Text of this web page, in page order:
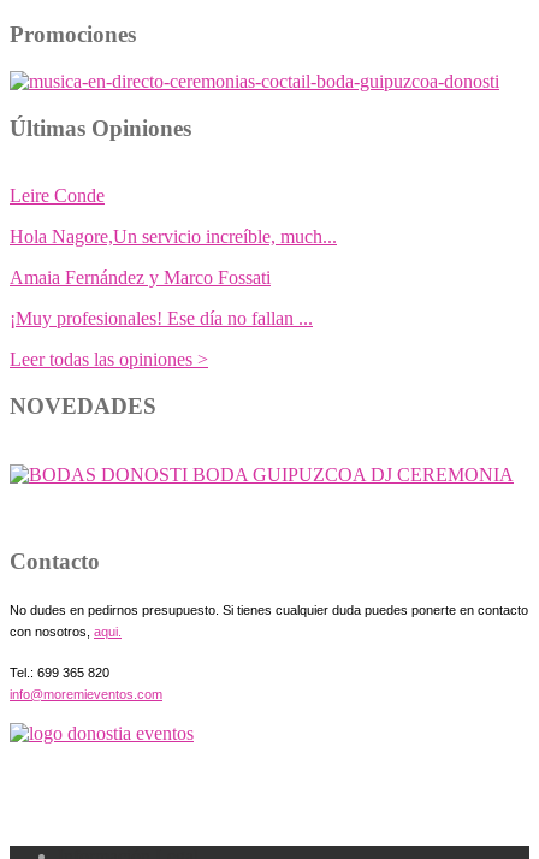
Promociones
Últimas Opiniones
Leire Conde
Hola Nagore,Un servicio increíble, much...
Amaia Fernández y Marco Fossati
¡Muy profesionales! Ese día no fallan ...
Leer todas las opiniones >
NOVEDADES
Contacto
No dudes en pedirnos presupuesto. Si tienes cualquier duda puedes ponerte en contacto
con nosotros, aqui.
Tel.: 699 365 820
info@moremieventos.com